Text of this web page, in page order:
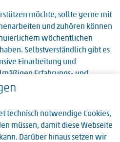
möchte, sollte gerne mit
und zuhören können
wöchentlichen
Selbstverständlich gibt es
Einarbeitung und
Erfahrungs- und
der Gruppe.
Krankenhauses,
technisch notwendige Cookies,
müssen, damit diese Webseite
Darüber hinaus setzen wir